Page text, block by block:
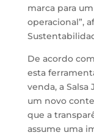
marca para
operacional”,
De acordo
esta
venda, a Salsa
um novo
que a
assume uma